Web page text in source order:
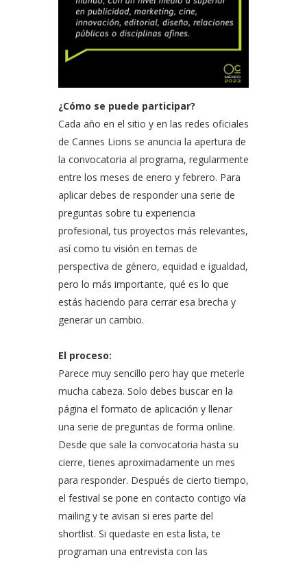
¿Cómo se puede participar?
Cada año en el sitio y en las redes oficiales
de Cannes Lions se anuncia la apertura de
la convocatoria al programa, regularmente
entre los meses de enero y febrero. Para
aplicar debes de responder una serie de
preguntas sobre tu experiencia
profesional, tus proyectos más relevantes,
así como tu visión en temas de
perspectiva de género, equidad e igualdad,
pero lo más importante, qué es lo que
estás haciendo para cerrar esa brecha y
generar un cambio.
El proceso:
Parece muy sencillo pero hay que meterle
mucha cabeza. Solo debes buscar en la
página el formato de aplicación y llenar
una serie de preguntas de forma online.
Desde que sale la convocatoria hasta su
cierre, tienes aproximadamente un mes
para responder. Después de cierto tiempo,
el festival se pone en contacto contigo vía
mailing y te avisan si eres parte del
shortlist. Si quedaste en esta lista, te
programan una entrevista con las